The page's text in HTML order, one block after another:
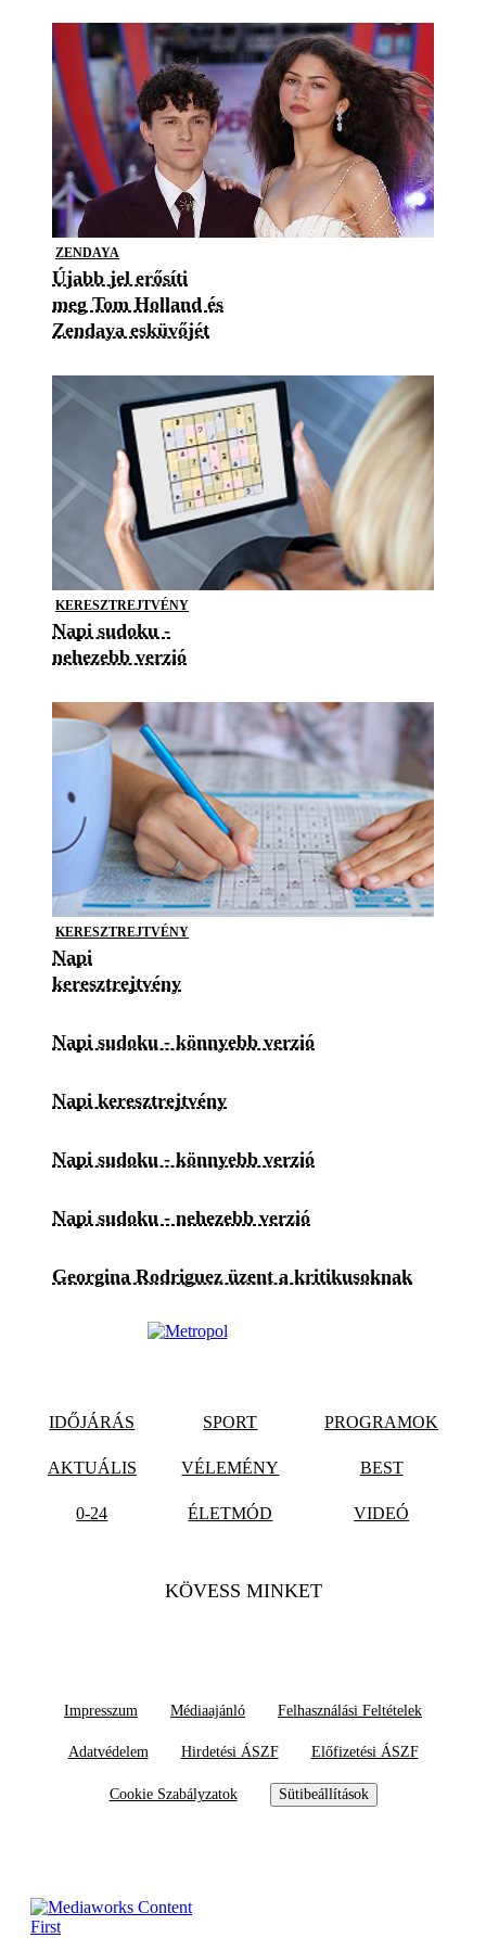
ZENDAYA
Újabb jel erősíti
meg Tom Holland és
Zendaya esküvőjét
KERESZTREJTVÉNY
Napi sudoku -
nehezebb verzió
KERESZTREJTVÉNY
Napi
keresztrejtvény
Napi sudoku - könnyebb verzió
Napi keresztrejtvény
Napi sudoku - könnyebb verzió
Napi sudoku - nehezebb verzió
Georgina Rodriguez üzent a kritikusoknak
IDŐJÁRÁS SPORT PROGRAMOK
AKTUÁLIS VÉLEMÉNY BEST
0-24 ÉLETMÓD VIDEÓ
KÖVESS MINKET
Impresszum Médiaajánló Felhasználási Feltételek
Adatvédelem Hirdetési ÁSZF Előfizetési ÁSZF
Cookie Szabályzatok Sütibeállítások